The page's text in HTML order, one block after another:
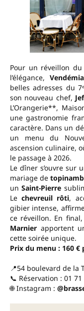
Pour un réveillon
l’élégance,
belles adresses du
son nouveau chef,
L’Orangerie**,
une gastronomie
caractère. Dans un
un menu du
ascension culinaire,
le passage à 2026.
Le dîner s’ouvre sur
mariage de
unSaint-Pierre
Lechevreuil rôti,
gibier intense,
ce réveillon. En final,
Marnier apportent
cette soirée unique.
Prix du menu : 160 €
📍54 boulevard de la
📞 Réservation : 01
🌐 Instagram :